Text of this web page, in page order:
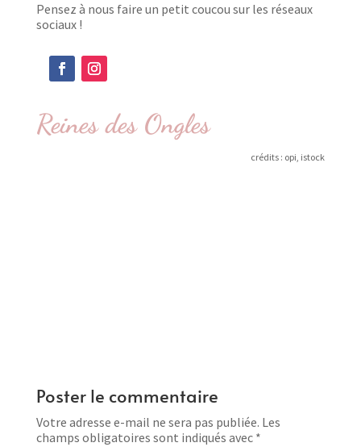
Pensez à nous faire un petit coucou sur les réseaux
sociaux !
Reines des Ongles
crédits : opi, istock
Poster le commentaire
Votre adresse e-mail ne sera pas publiée. Les
champs obligatoires sont indiqués avec *